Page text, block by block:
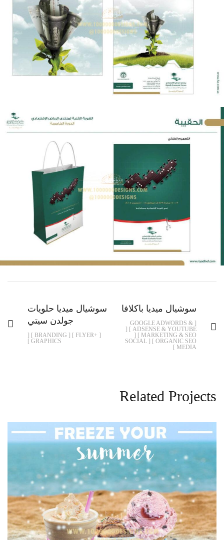
سوشيال ميديا حلويات
جولدن سيتي
[ +FLYER ] [ BRANDING ] [
GRAPHICS ]
سوشيال ميديا باكلافا
[ GOOGLE ADWORDS &
ADSENSE & YOUTUBE ] [
MARKETING & SEO ] [
ORGANIC SEO ] [ SOCIAL
MEDIA ]
Related Projects
بعض الافكار المتنوعه تم تصميمها
+FLYER
ADVERTISING CAMPAIGNS
BONDS
BRANDING
BROCHURE
BUSINESS CARD
FOLDER
FULL IDENTITY
GRAPHICS